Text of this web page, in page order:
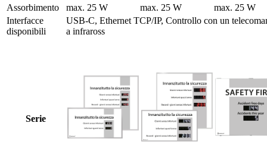
Assorbimento
max. 25 W max. 25 W
max. 25 W
Interfacce
disponibili
USB-C, Ethernet TCP/IP, Controllo con un
a infraross
Serie